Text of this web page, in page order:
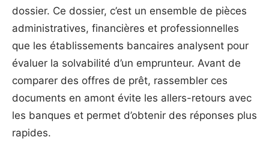
dossier. Ce dossier, c’est un ensemble de pièces
administratives, financières et professionnelles
que les établissements bancaires analysent pour
évaluer la solvabilité d’un emprunteur. Avant de
comparer des offres de prêt, rassembler ces
documents en amont évite les allers-retours avec
les banques et permet d’obtenir des réponses plus
rapides.